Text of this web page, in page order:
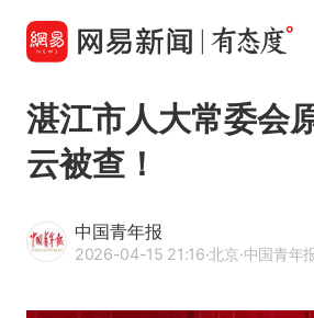
湛江市人大常委会
云被查！
中国青年报
2026-04-15 21:16·北京·中国青年报官